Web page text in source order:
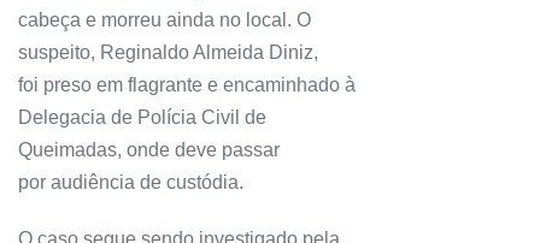
cabeça e morreu ainda no local. O
suspeito, Reginaldo Almeida Diniz,
foi preso em flagrante e encaminhado à
Delegacia de Polícia Civil de
Queimadas, onde deve passar
por audiência de custódia.